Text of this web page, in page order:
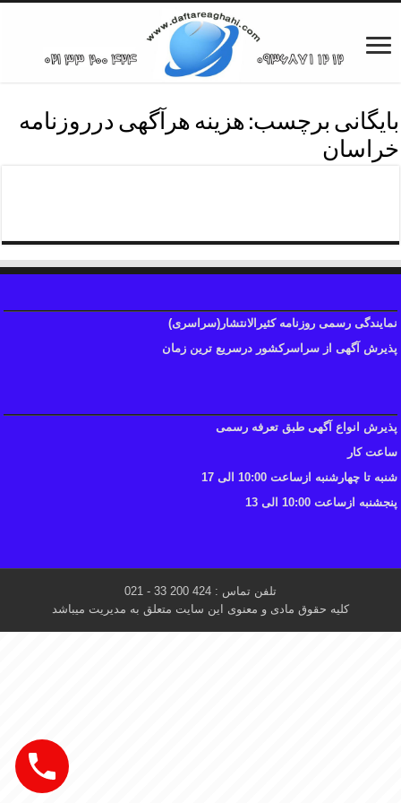
بایگانی برچسب: هزینه هرآگهی درروزنامه
خراسان
نمایندگی رسمی روزنامه کثیرالانتشار(سراسری)
پذیرش آگهی از سراسرکشور درسریع ترین زمان
پذیرش انواع آگهی طبق تعرفه رسمی
ساعت کار
شنبه تا چهارشنبه ازساعت 10:00 الی 17
پنجشنبه ازساعت 10:00 الی 13
تلفن تماس : 424 200 33 - 021
کلیه حقوق مادی و معنوی این سایت متعلق به مدیریت میباشد